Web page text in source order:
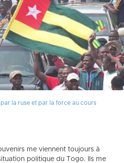
la ruse et par la force au cours
me viennent toujours à
politique du Togo. Ils me